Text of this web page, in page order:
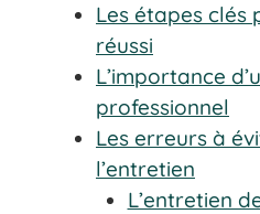
Les étapes clés
réussi
L’importance
professionnel
Les erreurs à
l’entretien
L’entretien